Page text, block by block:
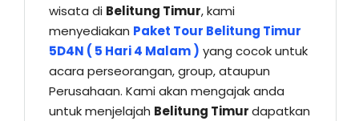
wisata di Belitung Timur, kami
menyediakan Paket Tour Belitung Timur
5D4N ( 5 Hari 4 Malam ) yang cocok untuk
acara perseorangan, group, ataupun
Perusahaan. Kami akan mengajak anda
untuk menjelajah Belitung Timurdapatkan